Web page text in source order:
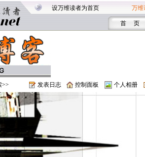
设万维读者为首页 万维
首 页
>> 发表日志 控制面板 个人相册